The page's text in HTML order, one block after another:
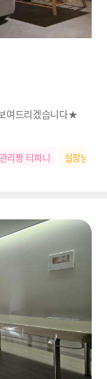
여드리겠습니다★
리짱 티파니 실장님추